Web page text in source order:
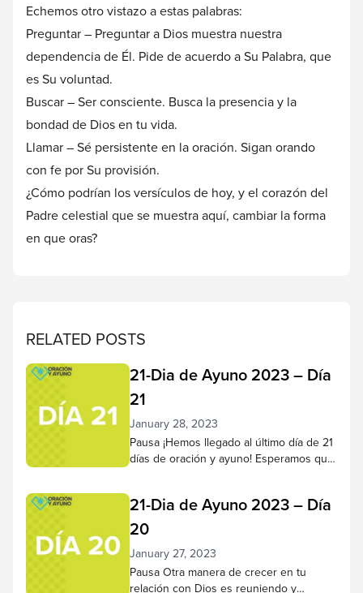
Echemos otro vistazo a estas palabras:
Preguntar – Preguntar a Dios muestra nuestra
dependencia de Él. Pide de acuerdo a Su Palabra, que
es Su voluntad.
Buscar – Ser consciente. Busca la presencia y la
bondad de Dios en tu vida.
Llamar – Sé persistente en la oración. Sigan orando
con fe por Su provisión.
¿Cómo podrían los versículos de hoy, y el corazón del
Padre celestial que se muestra aquí, cambiar la forma
en que oras?
RELATED POSTS
21-Dia de Ayuno 2023 – Día
21
January 28, 2023
Pausa ¡Hemos llegado al último día de 21
días de oración y ayuno! Esperamos que
capacidad para escucharlo y confiar en
Él haya crecido más plenamente. Haz
una pausa para reflexionar sobre lo que
Dios ha hecho en tu corazón...
21-Dia de Ayuno 2023 – Día
20
January 27, 2023
Pausa Otra manera de crecer en tu
relación con Dios es reuniendo y